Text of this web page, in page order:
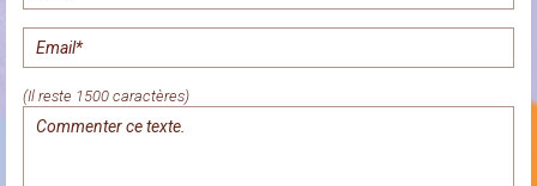
(Il reste 1500 caractères)